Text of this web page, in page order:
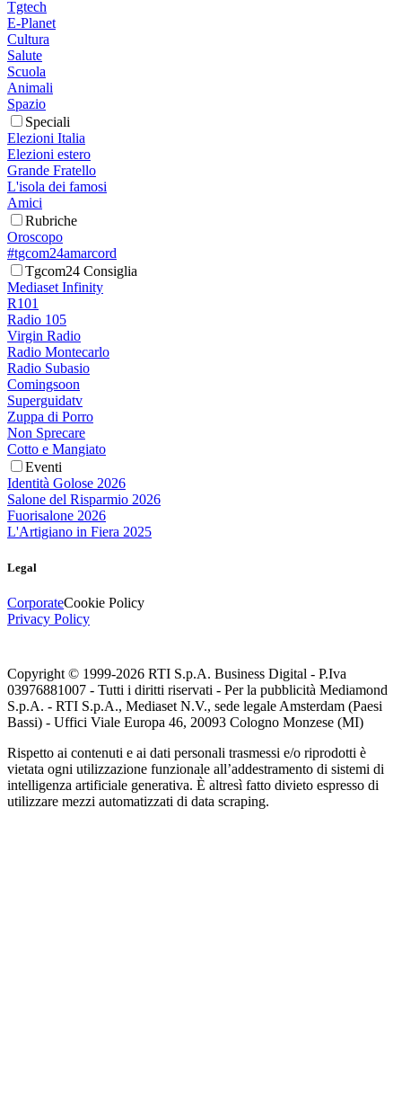
Tgtech
E-Planet
Cultura
Salute
Scuola
Animali
Spazio
Speciali
Elezioni Italia
Elezioni estero
Grande Fratello
L'isola dei famosi
Amici
Rubriche
Oroscopo
#tgcom24amarcord
Tgcom24 Consiglia
Mediaset Infinity
R101
Radio 105
Virgin Radio
Radio Montecarlo
Radio Subasio
Comingsoon
Superguidatv
Zuppa di Porro
Non Sprecare
Cotto e Mangiato
Eventi
Identità Golose 2026
Salone del Risparmio 2026
Fuorisalone 2026
L'Artigiano in Fiera 2025
Legal
CorporateCookie Policy
Privacy Policy
Copyright © 1999-2026 RTI S.p.A. Business Digital - P.Iva
03976881007 - Tutti i diritti riservati - Per la pubblicità Mediamond
S.p.A. - RTI S.p.A., Mediaset N.V., sede legale Amsterdam (Paesi
Bassi) - Uffici Viale Europa 46, 20093 Cologno Monzese (MI)
Rispetto ai contenuti e ai dati personali trasmessi e/o riprodotti è
vietata ogni utilizzazione funzionale all’addestramento di sistemi di
intelligenza artificiale generativa. È altresì fatto divieto espresso di
utilizzare mezzi automatizzati di data scraping.